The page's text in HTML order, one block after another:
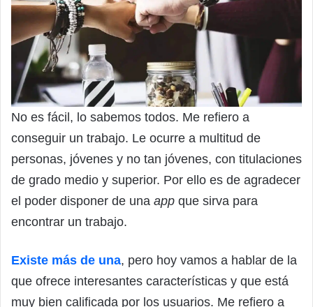
No es fácil, lo sabemos todos. Me refiero a
conseguir un trabajo. Le ocurre a multitud de
personas, jóvenes y no tan jóvenes, con titulaciones
de grado medio y superior. Por ello es de agradecer
el poder disponer de una app que sirva para
encontrar un trabajo.
Existe más de una, pero hoy vamos a hablar de la
que ofrece interesantes características y que está
muy bien calificada por los usuarios. Me refiero a